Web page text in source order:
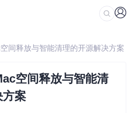
间释放与智能清理的开源解决方案
空间释放与智能清
方案